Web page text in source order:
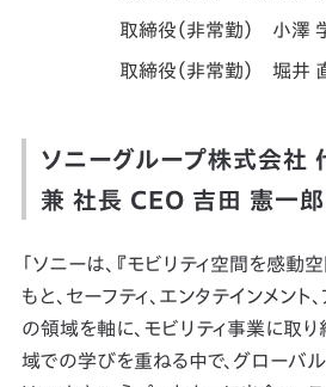
取締役（非常勤） 小澤
取締役（非常勤） 堀井
ソニーグループ株式会社
兼 社長 CEO 吉田 憲一郎
「ソニーは、『モビリティ空間を感動
もと、セーフティ、エンタテインメント
の領域を軸に、モビリティ事業に取り
域での学びを重ねる中で、グローバ